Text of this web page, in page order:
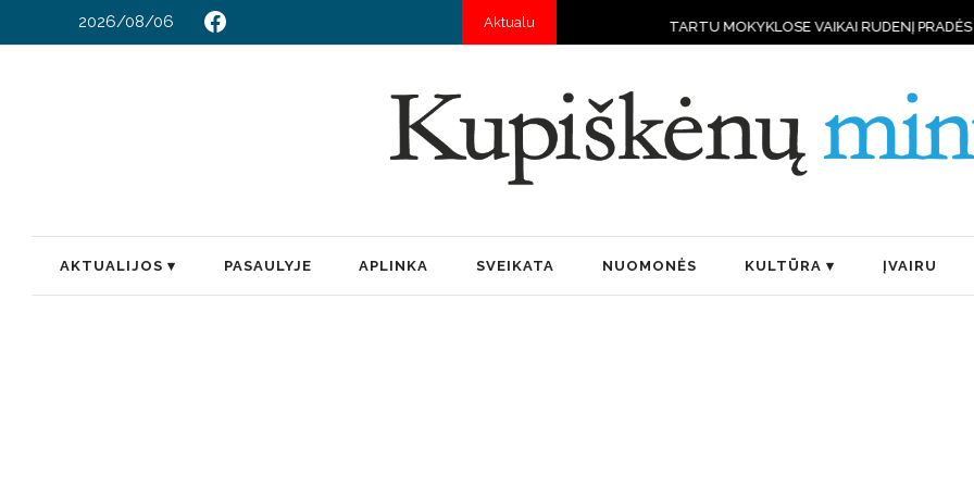
2026/08/06 Aktualu
TARTU MOKYKLOSE VAIKAI RUDENĮ PRADĖS MOKYTIS VALDYTI DRONUS
AKTUALIJOS PASAULYJE APLINKA SVEIKATA NUOMONĖS KULTŪRA ĮVAIRU